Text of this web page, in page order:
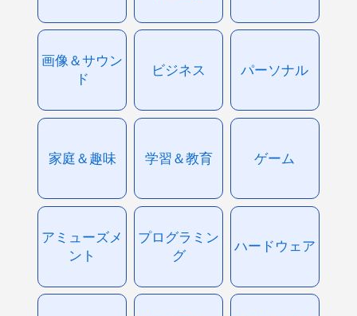
画像＆サウン
ド
ビジネス パーソナル
家庭＆趣味 学習＆教育 ゲーム
アミューズメ
ント
プログラミン
グ
ハードウェア